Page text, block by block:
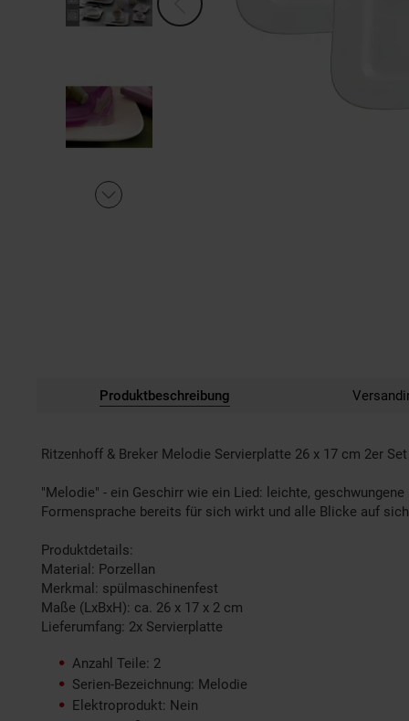
Produktbeschreibung
Ritzenhoff & Breker Melodie Servierplatte 26 x 17 cm 2er Set
"Melodie" - ein Geschirr wie ein Lied: leichte,
Formensprache bereits für sich wirkt und alle Blicke auf
Produktdetails:
Material: Porzellan
Merkmal: spülmaschinenfest
Maße (LxBxH): ca. 26 x 17 x 2 cm
Lieferumfang: 2x Servierplatte
Anzahl Teile: 2
Serien-Bezeichnung: Melodie
Elektroprodukt: Nein